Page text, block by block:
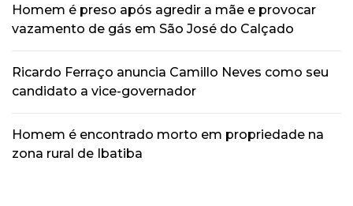
Homem é preso após agredir a mãe e provocar
vazamento de gás em São José do Calçado
Ricardo Ferraço anuncia Camillo Neves como seu
candidato a vice-governador
Homem é encontrado morto em propriedade na
zona rural de Ibatiba